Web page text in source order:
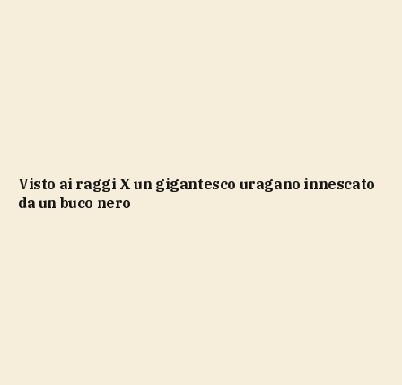
Visto ai raggi X un gigantesco uragano innescato
da un buco nero